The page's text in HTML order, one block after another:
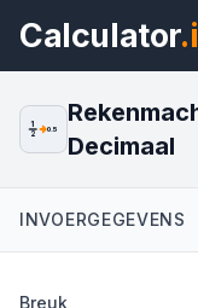
Calculator
1
2
0.5
Decimaal
INVOERGEGEVENS
Breuk